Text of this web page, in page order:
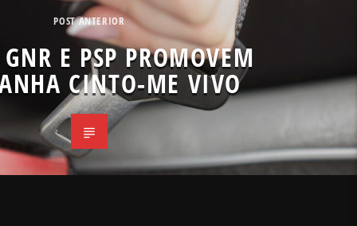
POST ANTERIOR
E PSP PROMOVEM
CINTO-ME VIVO